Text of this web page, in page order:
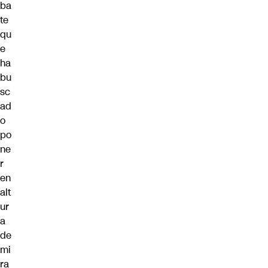
ba
te
qu
e
ha
bu
sc
ad
o
po
ne
r
en
alt
ur
a
de
mi
ra